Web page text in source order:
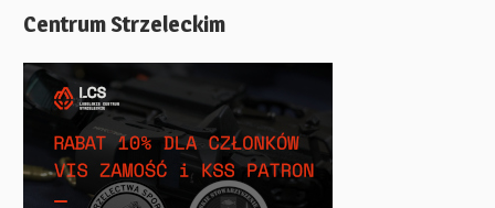
Centrum Strzeleckim